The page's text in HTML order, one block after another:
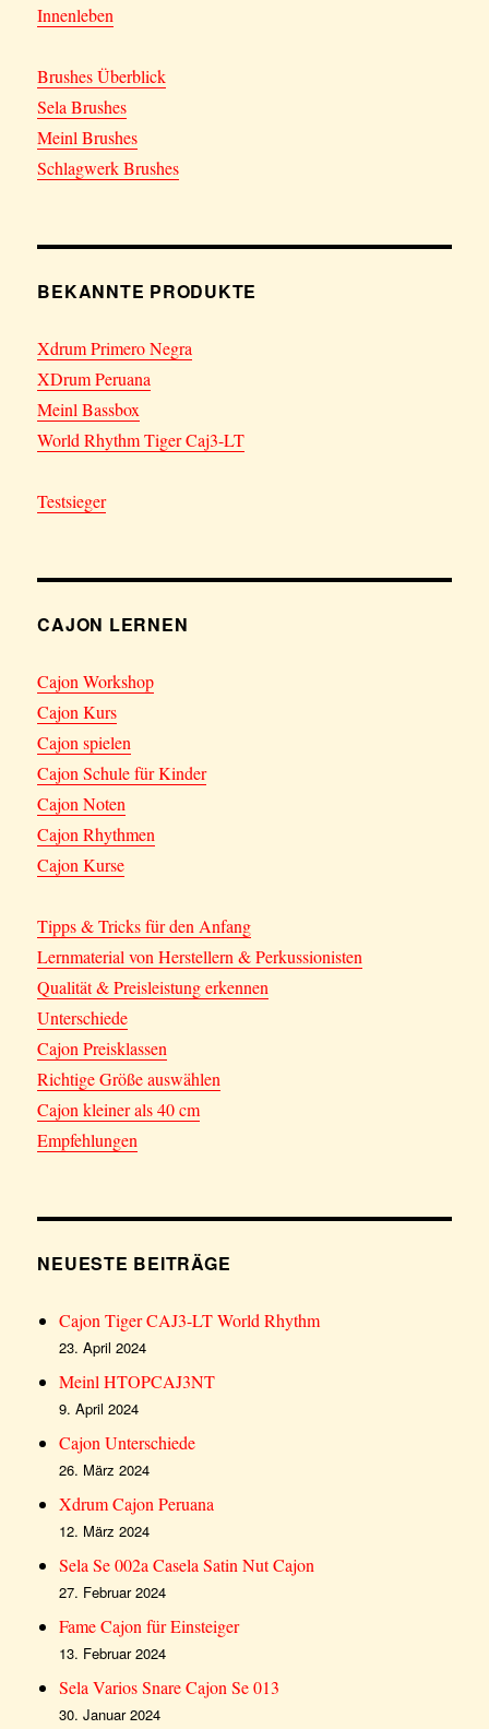
Innenleben
Brushes Überblick
Sela Brushes
Meinl Brushes
Schlagwerk Brushes
BEKANNTE PRODUKTE
Xdrum Primero Negra
XDrum Peruana
Meinl Bassbox
World Rhythm Tiger Caj3-LT
Testsieger
CAJON LERNEN
Cajon Workshop
Cajon Kurs
Cajon spielen
Cajon Schule für Kinder
Cajon Noten
Cajon Rhythmen
Cajon Kurse
Tipps & Tricks für den Anfang
Lernmaterial von Herstellern & Perkussionisten
Qualität & Preisleistung erkennen
Unterschiede
Cajon Preisklassen
Richtige Größe auswählen
Cajon kleiner als 40 cm
Empfehlungen
NEUESTE BEITRÄGE
Cajon Tiger CAJ3-LT World Rhythm
23. April 2024
Meinl HTOPCAJ3NT
9. April 2024
Cajon Unterschiede
26. März 2024
Xdrum Cajon Peruana
12. März 2024
Sela Se 002a Casela Satin Nut Cajon
27. Februar 2024
Fame Cajon für Einsteiger
13. Februar 2024
Sela Varios Snare Cajon Se 013
30. Januar 2024